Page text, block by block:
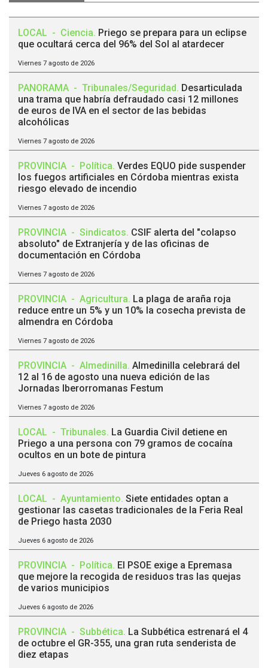
LOCAL - Ciencia. Priego se prepara para un eclipse
que ocultará cerca del 96% del Sol al atardecer
Viernes 7 agosto de 2026
PANORAMA - Tribunales/Seguridad. Desarticulada
una trama que habría defraudado casi 12 millones
de euros de IVA en el sector de las bebidas
alcohólicas
Viernes 7 agosto de 2026
PROVINCIA - Política. Verdes EQUO pide suspender
los fuegos artificiales en Córdoba mientras exista
riesgo elevado de incendio
Viernes 7 agosto de 2026
PROVINCIA - Sindicatos. CSIF alerta del "colapso
absoluto" de Extranjería y de las oficinas de
documentación en Córdoba
Viernes 7 agosto de 2026
PROVINCIA - Agricultura. La plaga de araña roja
reduce entre un 5% y un 10% la cosecha prevista de
almendra en Córdoba
Viernes 7 agosto de 2026
PROVINCIA - Almedinilla. Almedinilla celebrará del
12 al 16 de agosto una nueva edición de las
Jornadas Iberorromanas Festum
Viernes 7 agosto de 2026
LOCAL - Tribunales. La Guardia Civil detiene en
Priego a una persona con 79 gramos de cocaína
ocultos en un bote de pintura
Jueves 6 agosto de 2026
LOCAL - Ayuntamiento. Siete entidades optan a
gestionar las casetas tradicionales de la Feria Real
de Priego hasta 2030
Jueves 6 agosto de 2026
PROVINCIA - Política. El PSOE exige a Epremasa
que mejore la recogida de residuos tras las quejas
de varios municipios
Jueves 6 agosto de 2026
PROVINCIA - Subbética. La Subbética estrenará el 4
de octubre el GR-355, una gran ruta senderista de
diez etapas